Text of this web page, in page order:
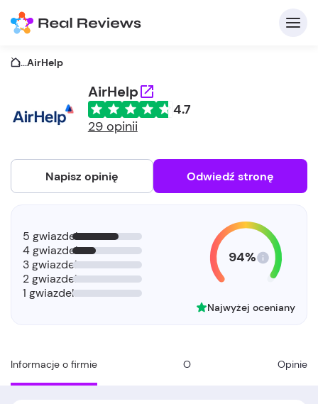
...AirHelp
AirHelp
4.7
29 opinii
Napisz opinię Odwiedź stronę
Informacje o firmie O Opinie
5 gwiazdek
4 gwiazdek
3 gwiazdek
2 gwiazdek
1 gwiazdek
94%
Najwyżej oceniany